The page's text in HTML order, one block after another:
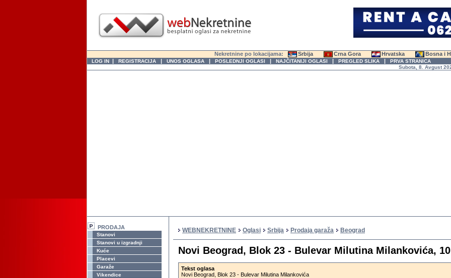
Nekretnine po lokacijama: Srbija Crna Gora Hrvatska Bosna i
LOG IN | REGISTRACIJA | UNOS OGLASA | POSLEDNJI OGLASI | NAJČITANIJI OGLASI | PREGLED SLIKA | PRVA STRANICA
Subota, 8. Avgust 2026.
PRODAJA
Stanovi
Stanovi u izgradnji
Kuće
Placevi
Garaže
Vikendice
WEBNEKRETNINE Oglasi Srbija Prodaja garaža Beograd
Novi Beograd, Blok 23 - Bulevar Milutina Milankovića,
Tekst oglasa
Novi Beograd, Blok 23 - Bulevar Milutina Milankovića